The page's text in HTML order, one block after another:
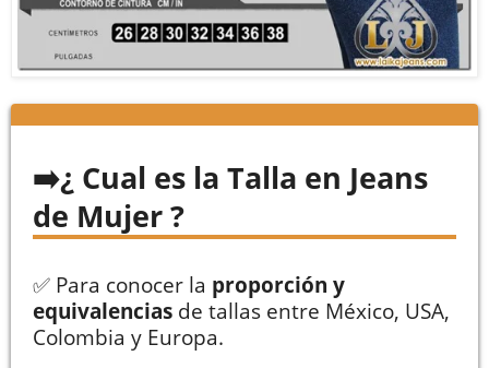
¿ Cual es la Talla en Jeans
de Mujer ?
✅ Para conocer la proporción y
equivalencias de tallas entre México, USA,
Colombia y Europa.